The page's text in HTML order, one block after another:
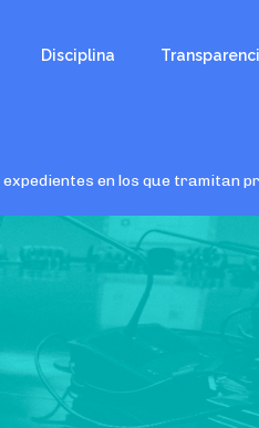
Disciplina
en los que tramitan